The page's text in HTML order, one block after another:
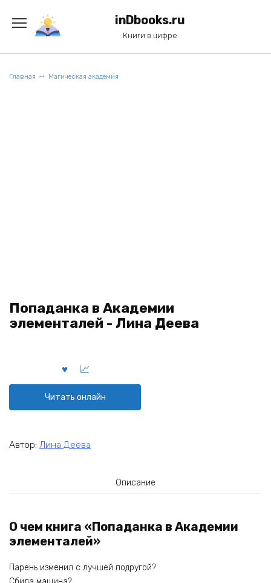
содержанию
inDbooks.ru
Книги в цифре
Главная Магическая академия
Попаданка в Академии
элементалей - Лина Деева
Читать онлайн
Автор: Лина Деева
Описание
О чем книга «Попаданка в Академии
элементалей»
Парень изменил с лучшей подругой?